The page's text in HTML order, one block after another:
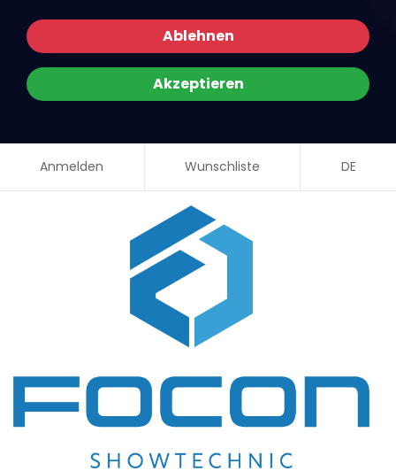
Ablehnen
Akzeptieren
Anmelden Wunschliste DE